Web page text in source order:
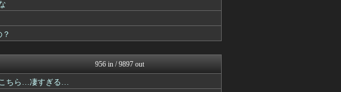
どうする？...
最強ジャンプ放送局
が...
...
ろぼ速VIP
それからの出来事() アイ...
956 in / 9897 out
こちら…凄すぎる…